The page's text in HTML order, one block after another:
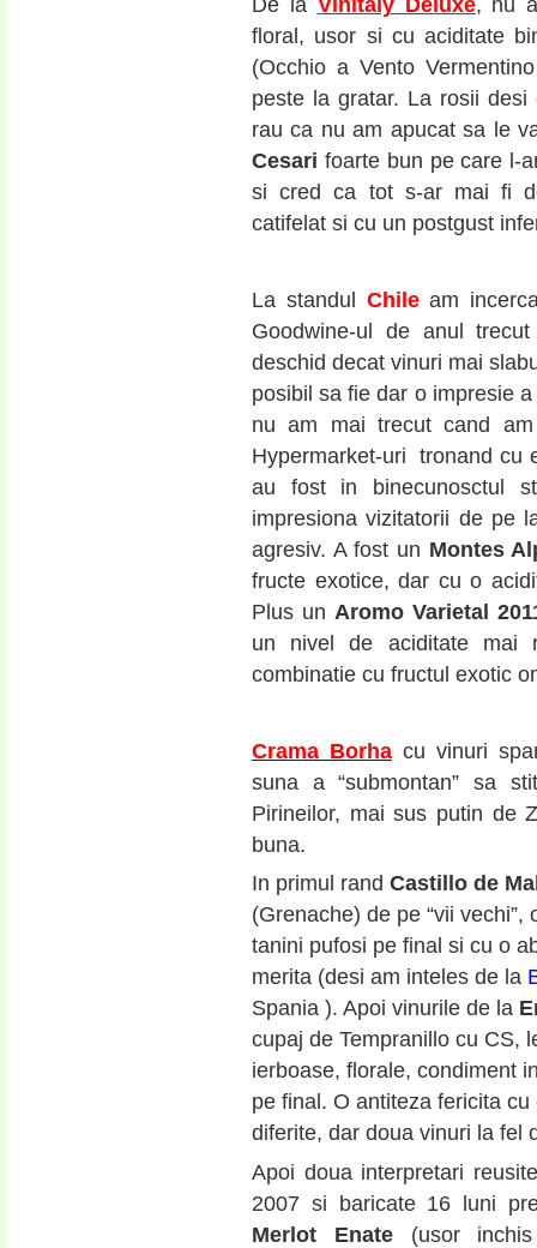
De la Vinitaly Deluxe, nu
floral, usor si cu aciditate
(Occhio a Vento
peste la gratar. La rosii
rau ca nu am apucat sa le
Cesari foarte bun pe care l-
si cred ca tot s-ar mai fi
catifelat si cu un postgust
La standul Chileam
Goodwine-ul de anul
deschid decat vinuri mai
posibil sa fie dar o impresie
nu am mai trecut cand
Hypermarket-uri tronand cu
au fost in binecunosctul
impresiona vizitatorii de pe
agresiv. A fost un Montes
fructe exotice, dar cu o
Plus un Aromo Varietal
un nivel de aciditate mai
combinatie cu fructul exotic
Crama Borha cu vinuri
suna a “submontan” sa
Pirineilor, mai sus putin de
buna.
In primul rand Castillo de
(Grenache) de pe “vii
tanini pufosi pe final si cu o
merita (desi am inteles de la
Spania ). Apoi vinurile de la
cupaj de Tempranillo cu CS,
ierboase, florale, condiment
pe final. O antiteza fericita
diferite, dar doua vinuri la fel
Apoi doua interpretari
2007 si baricate 16 luni
Merlot Enate(usor inchis